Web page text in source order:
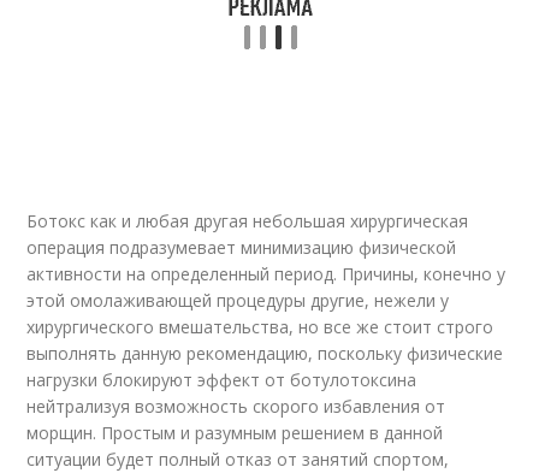
Ботокс как и любая другая небольшая хирургическая
операция подразумевает минимизацию физической
активности на определенный период. Причины, конечно у
этой омолаживающей процедуры другие, нежели у
хирургического вмешательства, но все же стоит строго
выполнять данную рекомендацию, поскольку физические
нагрузки блокируют эффект от ботулотоксина
нейтрализуя возможность скорого избавления от
морщин. Простым и разумным решением в данной
ситуации будет полный отказ от занятий спортом,